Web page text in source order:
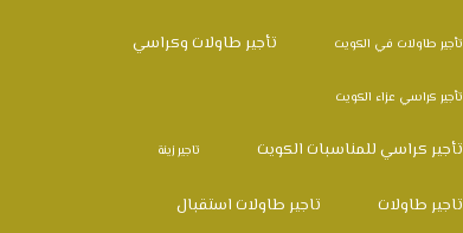
تأجير طاولات في الكويت تأجير طاولات وكراسي
تأجير كراسي عزاء الكويت
تأجير كراسي للمناسبات الكويت تاجير زينة
تاجير طاولات تاجير طاولات استقبال